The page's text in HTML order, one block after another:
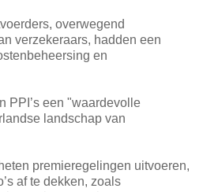
overwegend
verzekeraars, hadden een
en
PPI’s een "waardevolle
landschap van
premieregelingen uitvoeren,
af te dekken, zoals